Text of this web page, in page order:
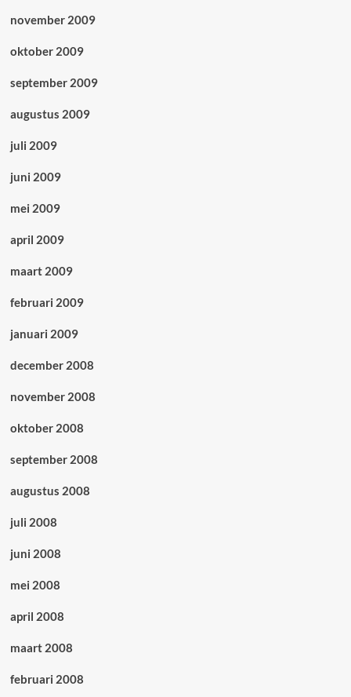
november 2009
oktober 2009
september 2009
augustus 2009
juli 2009
juni 2009
mei 2009
april 2009
maart 2009
februari 2009
januari 2009
december 2008
november 2008
oktober 2008
september 2008
augustus 2008
juli 2008
juni 2008
mei 2008
april 2008
maart 2008
februari 2008